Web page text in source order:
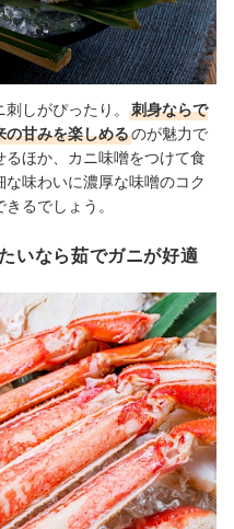
しがぴったり。
刺身ならで
の甘みを楽しめるのが魅力で
ほか、カニ味噌をつけて食
味わいに濃厚な味噌のコク
るでしょう。
いなら茹でガニが好適